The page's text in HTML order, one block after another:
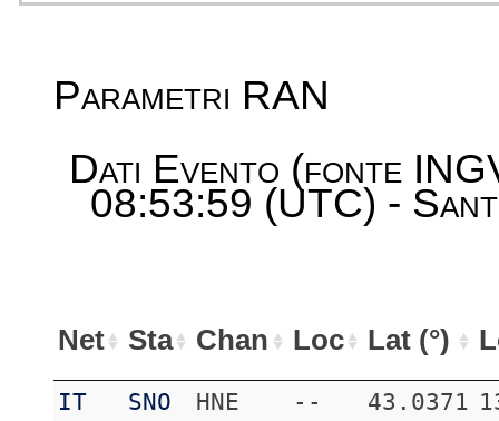
Parametri RAN
Dati Evento (fonte
08:53:59 (UTC) -
Net Sta Chan Loc Lat (°)
IT SNO HNE -- 43.0371